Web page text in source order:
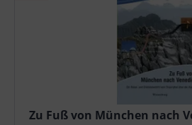
Zu Fuß von München nach